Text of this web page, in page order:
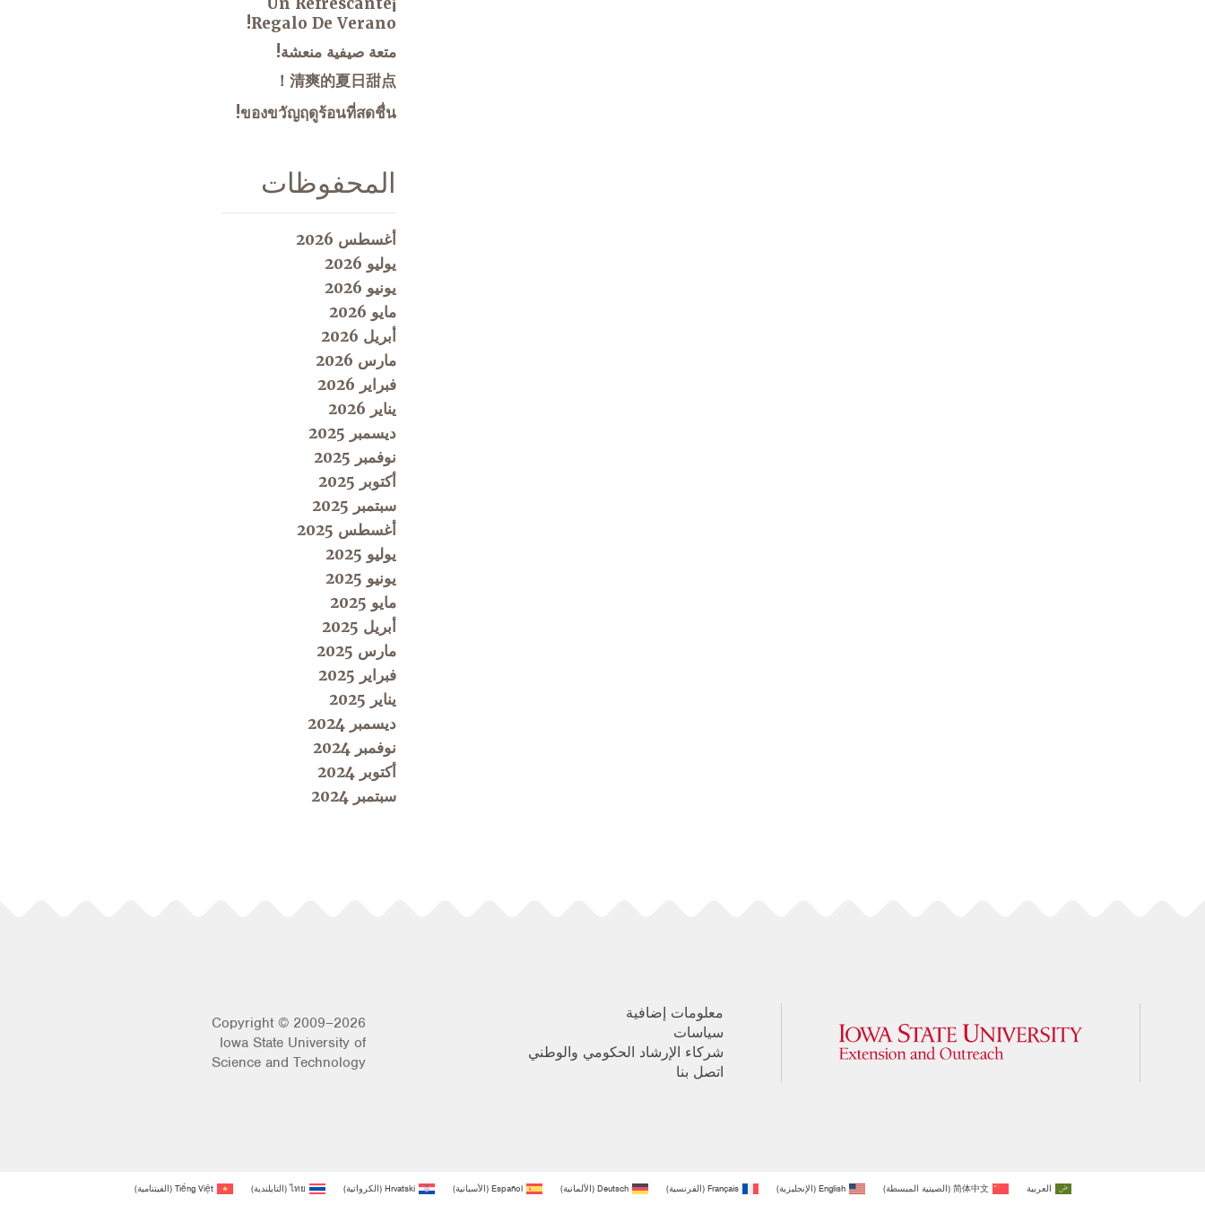
Regalo De Verano!
متعة صيفية منعشة!
清爽的夏日甜点！
ของขวัญฤดูร้อนที่สดชื่น!
المحفوظات
أغسطس 2026
يوليو 2026
يونيو 2026
مايو 2026
أبريل 2026
مارس 2026
فبراير 2026
يناير 2026
ديسمبر 2025
نوفمبر 2025
أكتوبر 2025
سبتمبر 2025
أغسطس 2025
يوليو 2025
يونيو 2025
مايو 2025
أبريل 2025
مارس 2025
فبراير 2025
يناير 2025
ديسمبر 2024
نوفمبر 2024
أكتوبر 2024
سبتمبر 2024
معلومات إضافية
سياسات
شركاء الإرشاد الحكومي والوطني
اتصل بنا
Copyright © 2009–2026
Iowa State University of
Science and Technology
العربية 简体中文
(الصينية المبسطة)
English
(الإنجليزية)
Français
(الفرنسية)
Deutsch
(الألمانية)
Español
(الأسبانية)
Hrvatski
(الكرواتية)
ไทย
(التايلندية)
Tiếng Việt
(الفيتنامية)